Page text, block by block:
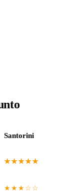
Santorini
★★★★★
★★★☆☆